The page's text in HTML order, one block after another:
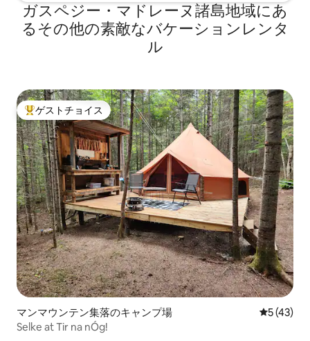
ガスペジー・マドレーヌ諸島地域にあ
るその他の素敵なバケーションレンタ
ル
大好評のゲストチョイスです。
ゲストチョイス
マンマウンテン集落のキャンプ場 レビュー
5 (43)
Selke at Tir na nÓg!